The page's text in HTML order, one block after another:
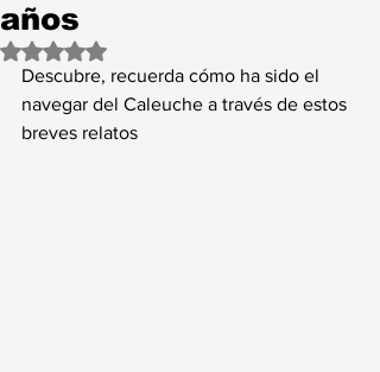
años
Obtuvo NaN de 5 estrellas.
Descubre, recuerda cómo ha sido el
navegar del Caleuche a través de estos
breves relatos